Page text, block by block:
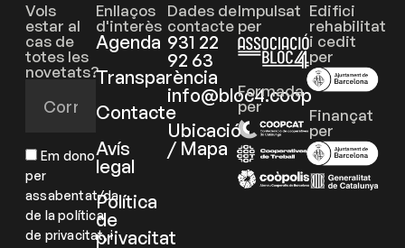
Vols
estar al
cas de
totes les
novetats?
Em dono
per
assabentat/da
de la política
de privacitat, i
Enllaços
d'interès
Agenda
Transparència
Contacte
Avís
legal
Política
de
privacitat
Dades de
contacte
931 22
92 63
info@bloc4.coop
Ubicació
/ Mapa
Impulsat
per
Formada
per
Edifici
rehabilitat
i cedit
per
Finançat
per